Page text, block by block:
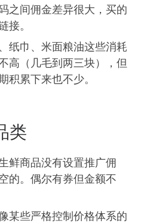
之间佣金差异很大，买的
接。
纸巾、米面粮油这些消耗
高（几毛到两三块），但
积累下来也不少。
类
鲜商品没有设置推广佣
的。偶尔有券但金额不
像某些严格控制价格体系的